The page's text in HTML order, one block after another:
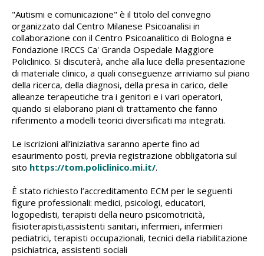
"Autismi e comunicazione" è il titolo del convegno
organizzato dal Centro Milanese Psicoanalisi in
collaborazione con il Centro Psicoanalitico di Bologna e
Fondazione IRCCS Ca' Granda Ospedale Maggiore
Policlinico. Si discuterà, anche alla luce della presentazione
di materiale clinico, a quali conseguenze arriviamo sul piano
della ricerca, della diagnosi, della presa in carico, delle
alleanze terapeutiche tra i genitori e i vari operatori,
quando si elaborano piani di trattamento che fanno
riferimento a modelli teorici diversificati ma integrati.
Le iscrizioni all’iniziativa saranno aperte fino ad
esaurimento posti, previa registrazione obbligatoria sul
sito https://tom.policlinico.mi.it/.
È stato richiesto l’accreditamento ECM per le seguenti
figure professionali: medici, psicologi, educatori,
logopedisti, terapisti della neuro psicomotricità,
fisioterapisti,assistenti sanitari, infermieri, infermieri
pediatrici, terapisti occupazionali, tecnici della riabilitazione
psichiatrica, assistenti sociali